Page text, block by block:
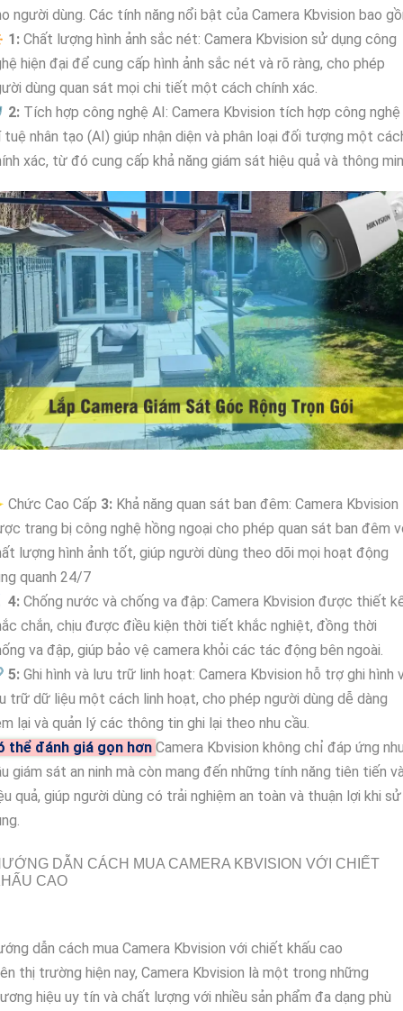
người dùng. Các tính năng nổi bật của Camera Kbvision bao
1: Chất lượng hình ảnh sắc nét: Camera Kbvision sử dụng công
hiện đại để cung cấp hình ảnh sắc nét và rõ ràng, cho phép
dùng quan sát mọi chi tiết một cách chính xác.
2: Tích hợp công nghệ AI: Camera Kbvision tích hợp công nghệ
nhân tạo (AI) giúp nhận diện và phân loại đối tượng một
xác, từ đó cung cấp khả năng giám sát hiệu quả và thông
Chức Cao Cấp 3: Khả năng quan sát ban đêm: Camera Kbvision
trang bị công nghệ hồng ngoại cho phép quan sát ban đêm
lượng hình ảnh tốt, giúp người dùng theo dõi mọi hoạt động
quanh 24/7
4: Chống nước và chống va đập: Camera Kbvision được thiết
chắn, chịu được điều kiện thời tiết khắc nghiệt, đồng thời
va đập, giúp bảo vệ camera khỏi các tác động bên ngoài.
5: Ghi hình và lưu trữ linh hoạt: Camera Kbvision hỗ trợ ghi hình
trữ dữ liệu một cách linh hoạt, cho phép người dùng dễ dàng
lại và quản lý các thông tin ghi lại theo nhu cầu.
thể đánh giá gọn hơn Camera Kbvision không chỉ đáp ứng
giám sát an ninh mà còn mang đến những tính năng tiên tiến
quả, giúp người dùng có trải nghiệm an toàn và thuận lợi khi sử
DẪN CÁCH MUA CAMERA KBVISION VỚI CHIẾT
CAO
dẫn cách mua Camera Kbvision với chiết khấu cao
thị trường hiện nay, Camera Kbvision là một trong những
hiệu uy tín và chất lượng với nhiều sản phẩm đa dạng phù